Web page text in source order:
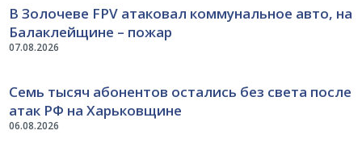
07.08.2026
В Золочеве FPV атаковал коммунальное авто, на
Балаклейщине – пожар
06.08.2026
Семь тысяч абонентов остались без света после
атак РФ на Харьковщине